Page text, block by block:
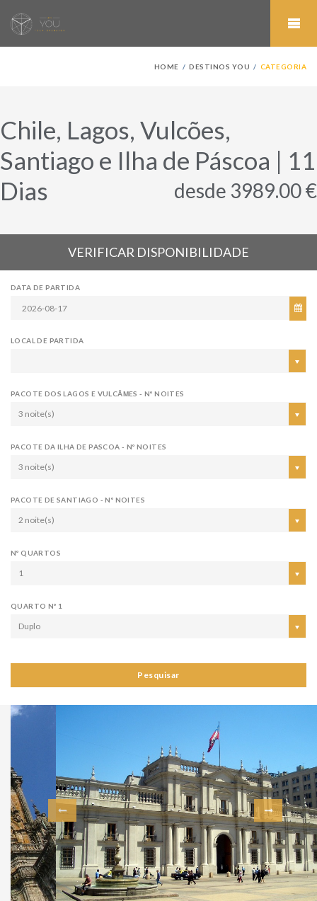
HOME DESTINOS YOU CATEGORIA
Chile, Lagos, Vulcões,
Santiago e Ilha de Páscoa | 11
Dias
desde 3989.00 €
VERIFICAR DISPONIBILIDADE
DATA DE PARTIDA
LOCAL DE PARTIDA
PACOTE DOS LAGOS E VULCÃΜES - Nº NOITES
3 noite(s)
PACOTE DA ILHA DE PASCOA - Nº NOITES
3 noite(s)
PACOTE DE SANTIAGO - Nº NOITES
2 noite(s)
Nº QUARTOS
1
QUARTO Nº 1
Duplo
Pesquisar